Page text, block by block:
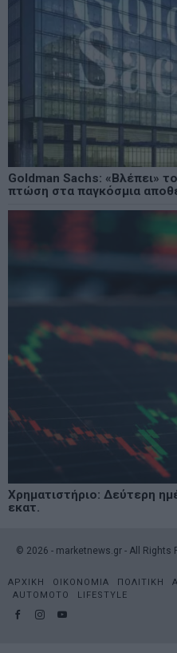
Goldman Sachs: «Βλέπει»
πτώση στα παγκόσμια
Χρηματιστήριο: Δεύτερη
εκατ.
© 2026 - marketnews.gr - All Rights
ΑΡΧΙΚΗ ΟΙΚΟΝΟΜΙΑ ΠΟΛΙΤΙΚΗ
AUTOMOTO
LIFESTYLE